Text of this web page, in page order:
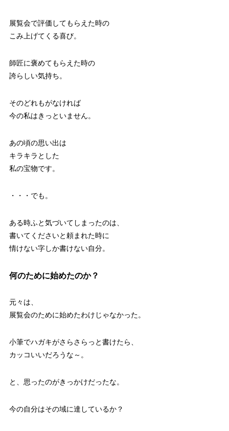
展覧会で評価してもらえた時の
こみ上げてくる喜び。
師匠に褒めてもらえた時の
誇らしい気持ち。
そのどれもがなければ
今の私はきっといません。
あの頃の思い出は
キラキラとした
私の宝物です。
・・・でも。
ある時ふと気づいてしまったのは、
書いてくださいと頼まれた時に
情けない字しか書けない自分。
何のために始めたのか？
元々は、
展覧会のために始めたわけじゃなかった。
小筆でハガキがさらさらっと書けたら、
カッコいいだろうな～。
と、思ったのがきっかけだったな。
今の自分はその域に達しているか？